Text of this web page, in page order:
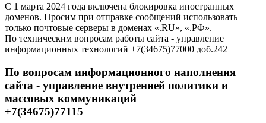
С 1 марта 2024 года включена блокировка иностранных
доменов. Просим при отправке сообщений использовать
только почтовые серверы в доменах «.RU», «.РФ».
По техническим вопросам работы сайта - управление
информационных технологий +7(34675)77000 доб.242
По вопросам информационного наполнения
сайта - управление внутренней политики и
массовых коммуникаций
+7(34675)77115